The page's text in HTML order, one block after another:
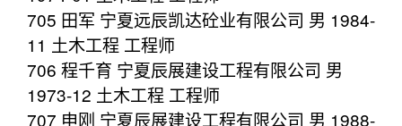
705 田军 宁夏远辰凯达砼业有限公司 男 1984-
11 土木工程 工程师
706 程千育 宁夏辰展建设工程有限公司 男
1973-12 土木工程 工程师
707 申刚 宁夏辰展建设工程有限公司 男 1988-